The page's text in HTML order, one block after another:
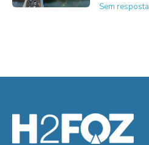
Sem resposta